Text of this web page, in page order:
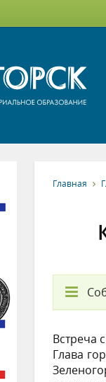
Главная
Встреча
Глава